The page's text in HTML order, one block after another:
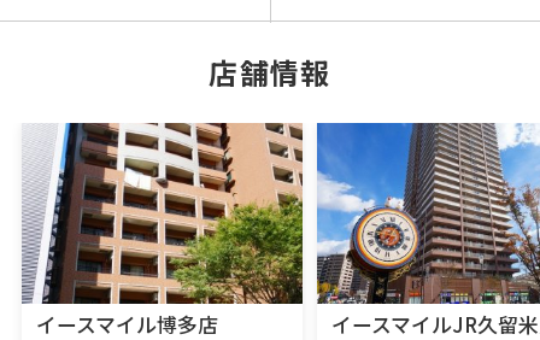
店舗情報
イースマイル博多店 イースマイルJR久留